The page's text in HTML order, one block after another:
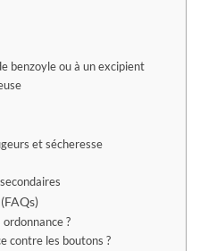
benzoyle ou à un excipient
et sécheresse
?
contre les boutons ?